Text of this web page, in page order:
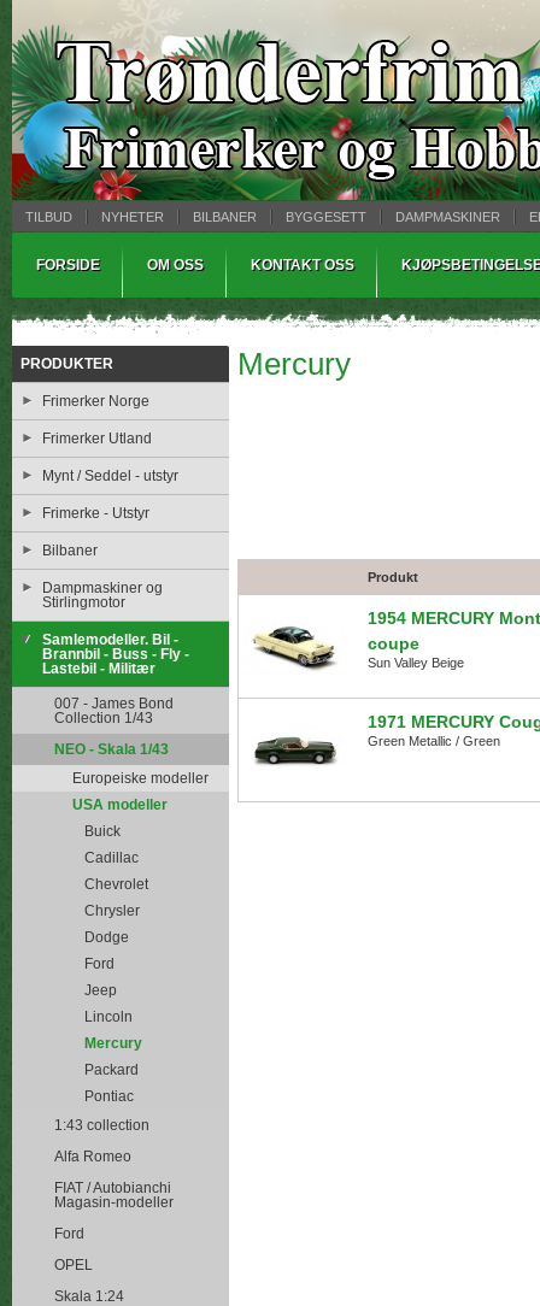
TILBUD NYHETER BILBANER BYGGESETT DAMPMASKINER
FORSIDE OM OSS KONTAKT OSS
PRODUKTER
Frimerker Norge
Frimerker Utland
Mynt / Seddel - utstyr
Frimerke - Utstyr
Bilbaner
Dampmaskiner og
Stirlingmotor
Samlemodeller. Bil -
Brannbil - Buss - Fly -
Lastebil - Militær
007 - James Bond
Collection 1/43
NEO - Skala 1/43
Europeiske modeller
USA modeller
Buick
Cadillac
Chevrolet
Chrysler
Dodge
Ford
Jeep
Lincoln
Mercury
Packard
Pontiac
1:43 collection
Alfa Romeo
FIAT / Autobianchi
Magasin-modeller
Ford
OPEL
Skala 1:24
Mercury
Produkt
1954 MERCURY
coupe
Sun Valley Beige
1971 MERCURY
Green Metallic / Green